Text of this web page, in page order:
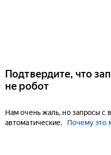
Подтвердите, что
не робот
Нам очень жаль, но запросы с
автоматические.
Почему это